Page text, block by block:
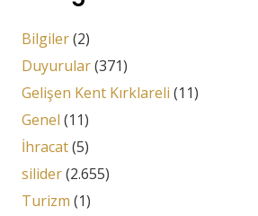
Bilgiler(2)
Duyurular(371)
Gelişen Kent Kırklareli (11)
Genel (11)
İhracat(5)
silider(2.655)
Turizm (1)